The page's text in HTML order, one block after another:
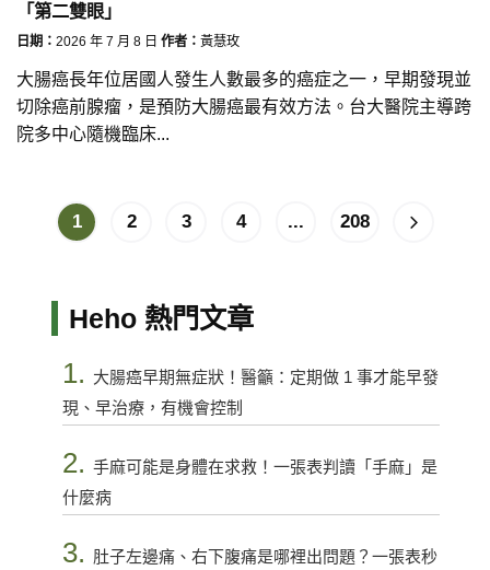
「第二雙眼」
日期： 2026 年 7 月 8 日 作者： 黃慧玫
大腸癌長年位居國人發生人數最多的癌症之一，早期發現並
切除癌前腺瘤，是預防大腸癌最有效方法。台大醫院主導跨
院多中心隨機臨床...
1 2 3 4 ... 208
Heho 熱門文章
1. 大腸癌早期無症狀！醫籲：定期做 1 事才能早發
現、早治療，有機會控制
2. 手麻可能是身體在求救！一張表判讀「手麻」是
什麼病
3. 肚子左邊痛、右下腹痛是哪裡出問題？一張表秒